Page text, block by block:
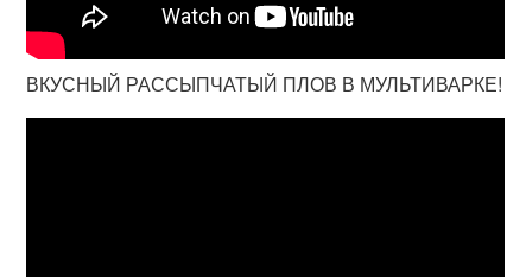
ВКУСНЫЙ РАССЫПЧАТЫЙ ПЛОВ В МУЛЬТИВАРКЕ!